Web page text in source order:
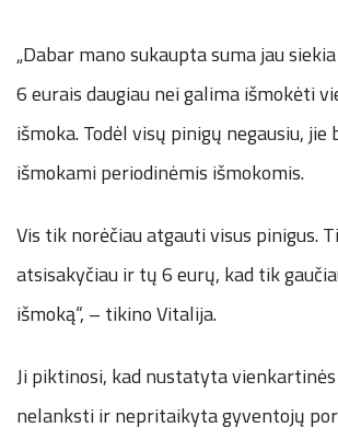
„Dabar mano sukaupta suma jau
6 eurais daugiau nei galima išmokėti
išmoka. Todėl visų pinigų negausiu, jie
išmokami periodinėmis išmokomis.
Vis tik norėčiau atgauti visus pinigus.
atsisakyčiau ir tų 6 eurų, kad tik
išmoką“, – tikino Vitalija.
Ji piktinosi, kad nustatyta
nelanksti ir nepritaikyta gyventojų